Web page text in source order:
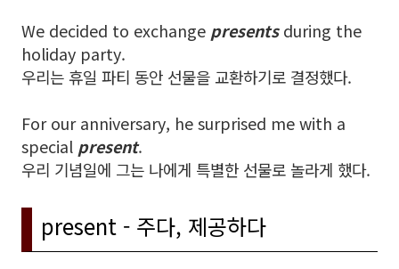
We decided to exchange presents during the
holiday party.
우리는 휴일 파티 동안 선물을 교환하기로 결정했다.
For our anniversary, he surprised me with a
special present.
우리 기념일에 그는 나에게 특별한 선물로 놀라게 했다.
present - 주다, 제공하다